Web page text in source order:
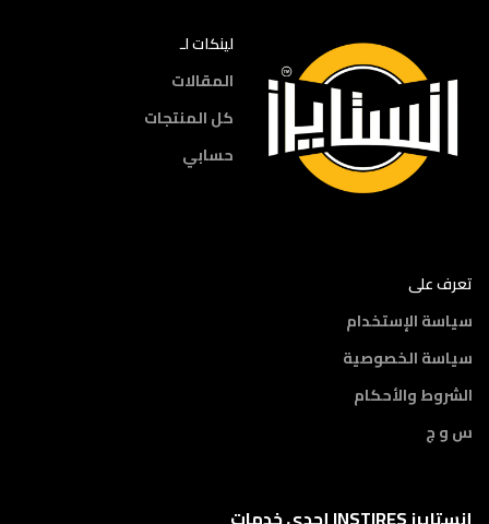
لينكات لـ
المقالات
كل المنتجات
حسابي
تعرف على
سياسة الإستخدام
سياسة الخصوصية
الشروط والأحكام
س و ج